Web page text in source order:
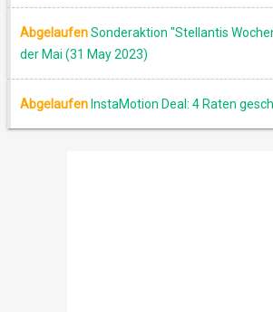
AbgelaufenSonderaktion "Stellantis
der Mai (31 May 2023)
Abgelaufen InstaMotion Deal: 4 Raten